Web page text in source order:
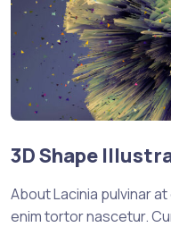
3D Shape
About Lacinia pulvinar
enim tortor nascetur.